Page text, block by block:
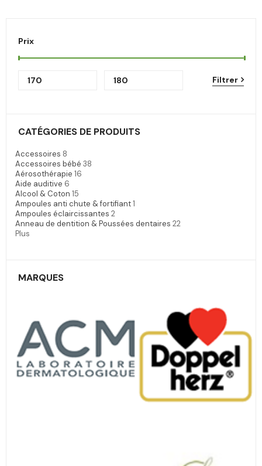
Prix
Filtrer
CATÉGORIES DE PRODUITS
Accessoires 8
Accessoires bébé 38
Aérosothérapie 16
Aide auditive 6
Alcool & Coton 15
Ampoules anti chute & fortifiant1
Ampoules éclaircissantes 2
Anneau de dentition & Poussées dentaires 22
Plus
MARQUES